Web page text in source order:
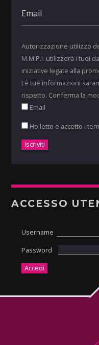
Autorizzazione utilizzo
M.M.P.I. utilizzerà i tuoi
iniziative legate alla
Le tue informazioni
rispetto. Conferma la
Email
Ho letto e accetto i
ACCESSO
Username
Password